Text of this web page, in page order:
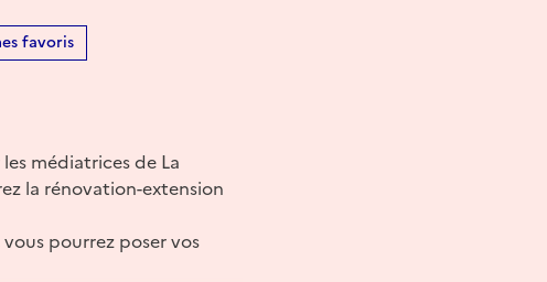
favoris
médiatrices de La
la rénovation-extension
pourrez poser vos